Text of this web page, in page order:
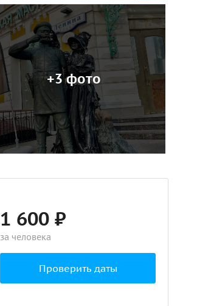
+3 фото
1 600 ₽
за человека
Проверить даты